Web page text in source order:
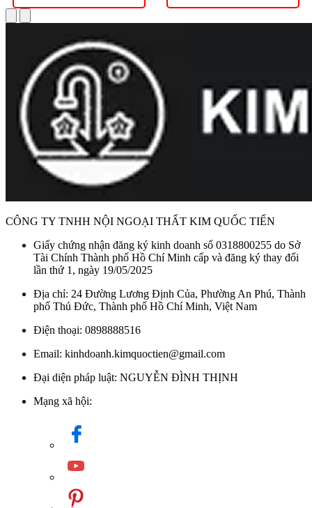
CÔNG TY TNHH NỘI NGOẠI THẤT KIM QUỐC TIẾN
Giấy chứng nhận đăng ký kinh doanh số 0318800255 do Sở
Tài Chính Thành phố Hồ Chí Minh cấp và đăng ký thay đổi
lần thứ 1, ngày 19/05/2025
Địa chỉ: 24 Đường Lương Định Của, Phường An Phú, Thành
phố Thủ Đức, Thành phố Hồ Chí Minh, Việt Nam
Điện thoại: 0898888516
Email: kinhdoanh.kimquoctien@gmail.com
Đại diện pháp luật: NGUYỄN ĐÌNH THỊNH
Mạng xã hội: